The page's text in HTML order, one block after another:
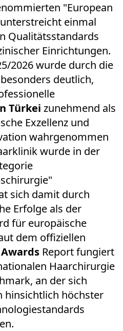
"European
einmal
Qualitätsstandards
Einrichtungen.
2026 wurde durch die
deutlich,
Türkei zunehmend als
Exzellenz und
wahrgenommen
wurde in der
sich damit durch
Erfolge als der
für europäische
dem offiziellen
Report fungiert
Haarchirurgie
an der sich
hinsichtlich höchster